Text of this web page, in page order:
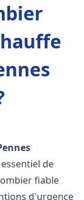
de
fiable
d'urgence